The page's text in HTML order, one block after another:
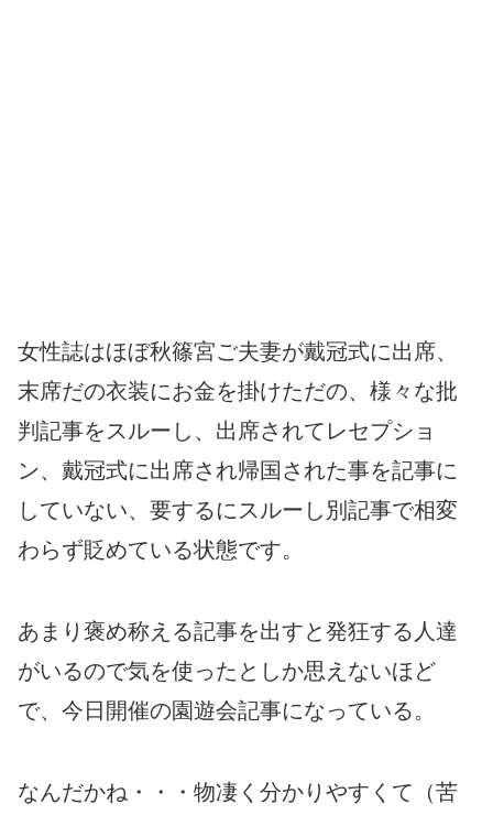
女性誌はほぼ秋篠宮ご夫妻が戴冠式に出席、
末席だの衣装にお金を掛けただの、様々な批
判記事をスルーし、出席されてレセプショ
ン、戴冠式に出席され帰国された事を記事に
していない、要するにスルーし別記事で相変
わらず貶めている状態です。
あまり褒め称える記事を出すと発狂する人達
がいるので気を使ったとしか思えないほど
で、今日開催の園遊会記事になっている。
なんだかね・・・物凄く分かりやすくて（苦